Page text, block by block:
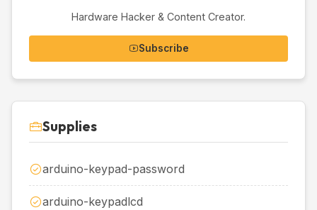
Hardware Hacker & Content Creator.
Subscribe
Supplies
arduino-keypad-password
arduino-keypadlcd